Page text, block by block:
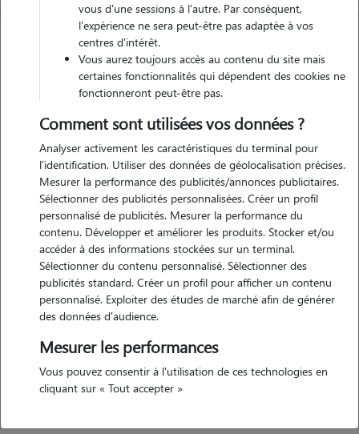
Motivation
récemment diplômée d'un master en science politique, je suis
actuellement à la recherche d'un emploi dans mon domaine. en
parallèle de mes démarches professionnelles, je souhaite occuper mes
journées en me consacrant à des activités qui me tiennent à coeur.
m'occuper d'animaux, les sortir et jouer avec eux correspond
pleinement à cette volonté. passionnée et attentionnée, je serais ravie
de veiller sur vos compagnons à quatre pattes, en prenant soin de
tenir compagnie, tout en respectant vos consignes.
vous d'une sessions à l'autre. Par conséquent,
l'expérience ne sera peut-être pas adaptée à vos
centres d'intérêt.
Vous aurez toujours accès au contenu du site mais
certaines fonctionnalités qui dépendent des cookies ne
fonctionneront peut-être pas.
Comment sont utilisées vos données ?
Analyser activement les caractéristiques du terminal pour
l'identification. Utiliser des données de géolocalisation précises.
Mesurer la performance des publicités/annonces publicitaires.
Sélectionner des publicités personnalisées. Créer un profil
personnalisé de publicités. Mesurer la performance du
contenu. Développer et améliorer les produits. Stocker et/ou
accéder à des informations stockées sur un terminal.
Sélectionner du contenu personnalisé. Sélectionner des
publicités standard. Créer un profil pour afficher un contenu
personnalisé. Exploiter des études de marché afin de générer
des données d'audience.
Mesurer les performances
Vous pouvez consentir à l'utilisation de ces technologies en
cliquant sur « Tout accepter »